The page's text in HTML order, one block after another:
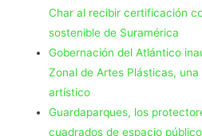
Char al recibir certificación
sostenible de Suramérica
Gobernación del Atlántico
Zonal de Artes Plásticas,
artístico
Guardaparques, los
cuadrados de espacio